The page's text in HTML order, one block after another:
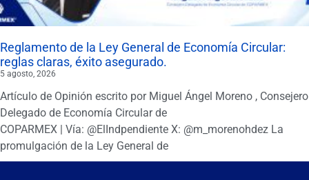
Reglamento de la Ley General de Economía Circular:
reglas claras, éxito asegurado.
5 agosto, 2026
Artículo de Opinión escrito por Miguel Ángel Moreno , Consejero
Delegado de Economía Circular de
COPARMEX | Vía: @ElIndpendiente X: @m_morenohdez La
promulgación de la Ley General de